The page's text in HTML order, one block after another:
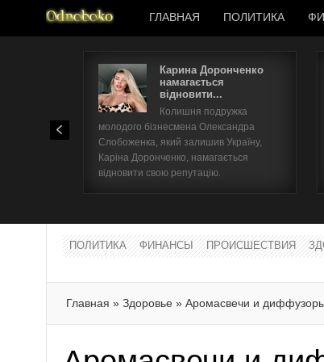
ГЛАВНАЯ ПОЛИТИКА
Карина Доронченко
намагається
відновити...
Колишня подружка
молодого бізнесмена Олександра
Слобоженка, який залишив Україну,
Каріна Доронченко, намагається
відновити свою репутацію.
ПОЛИТИКА ФИНАНСЫ ПРОИСШЕСТВИЯ
Главная » Здоровье » Аромасвечи и